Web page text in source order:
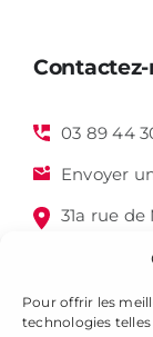
Pour offrir les
technologies
03 89 44
Envoyer
31a rue